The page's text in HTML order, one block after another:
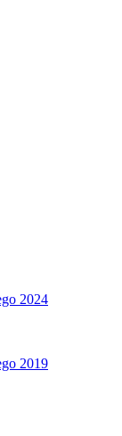
2024
2019